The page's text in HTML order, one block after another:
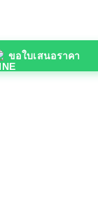
ขอใบเสนอราคา